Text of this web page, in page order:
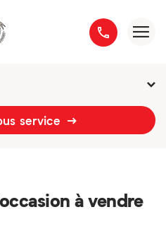
service
à vendre